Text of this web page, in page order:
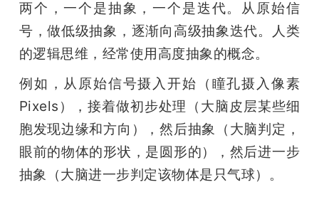
两个，一个是抽象，一个是迭代。从原始信
号，做低级抽象，逐渐向高级抽象迭代。人类
的逻辑思维，经常使用高度抽象的概念。
例如，从原始信号摄入开始（瞳孔摄入像素
Pixels），接着做初步处理（大脑皮层某些细
胞发现边缘和方向），然后抽象（大脑判定，
眼前的物体的形状，是圆形的），然后进一步
抽象（大脑进一步判定该物体是只气球）。